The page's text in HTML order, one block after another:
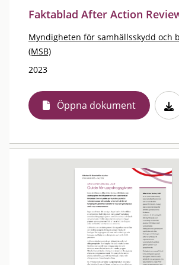
Faktablad After Action
Myndigheten för samhällsskydd och
(MSB)
2023
Öppna dokument